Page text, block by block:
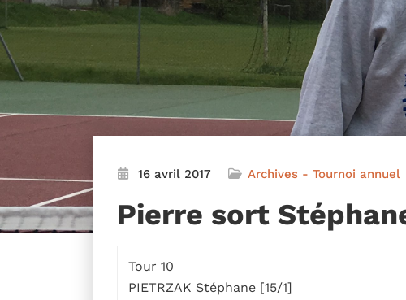
16 avril 2017 Archives - Tournoi annuel
Pierre sort
Tour 10
PIETRZAK Stéphane [15/1]